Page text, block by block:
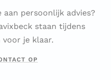
aan persoonlijk advies?
staan tijdens
je klaar.
OP